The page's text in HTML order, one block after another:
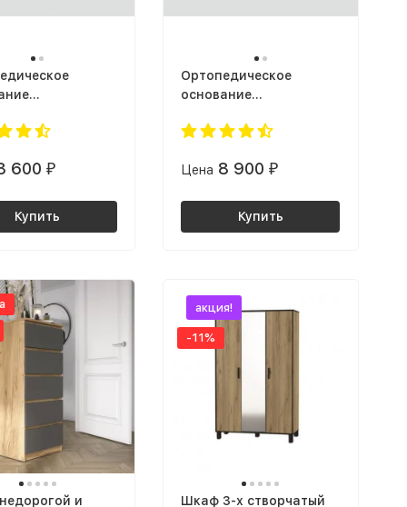
600 ₽
Купить
Ортопедическое
основание
Цена 8 900 ₽
Купить
и
акция!
-11%
Шкаф 3-х створчатый